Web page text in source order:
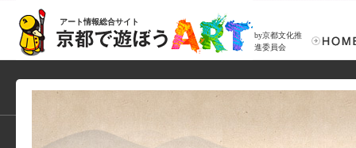
アート情報総合サイト
by京都文化推
進委員会